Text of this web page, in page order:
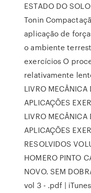
ESTADO DO
Tonin
aplicação de
o ambiente
exercícios O
relativamente
LIVRO MECÂNICA
APLICAÇÕES
LIVRO MECÂNICA
APLICAÇÕES
RESOLVIDOS
HOMERO PINTO
NOVO. SEM
vol 3 - .pdf |